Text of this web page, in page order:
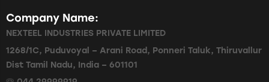
Company Name:
NEXTEEL INDUSTRIES PRIVATE LIMITED
1268/1C, Puduvoyal – Arani Road, Ponneri Taluk, Thiruvallur
Dist Tamil Nadu, India – 601101